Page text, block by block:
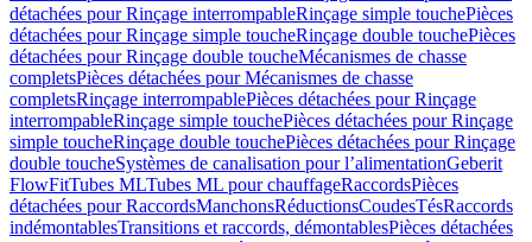
détachées pour Rinçage interrompableRinçage simple touchePièces
détachées pour Rinçage simple toucheRinçage double touchePièces
détachées pour Rinçage double toucheMécanismes de chasse
completsPièces détachées pour Mécanismes de chasse
completsRinçage interrompablePièces détachées pour Rinçage
interrompableRinçage simple touchePièces détachées pour Rinçage
simple toucheRinçage double touchePièces détachées pour Rinçage
double toucheSystèmes de canalisation pour l’alimentationGeberit
FlowFitTubes MLTubes ML pour chauffageRaccordsPièces
détachées pour RaccordsManchonsRéductionsCoudesTésRaccords
indémontablesTransitions et raccords, démontablesPièces détachées